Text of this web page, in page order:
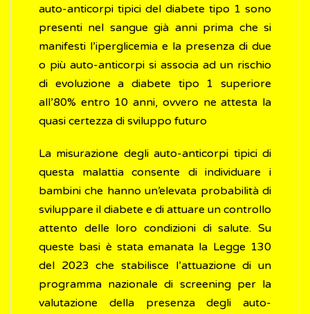
auto-anticorpi tipici del diabete tipo 1 sono
presenti nel sangue già anni prima che si
manifesti l’iperglicemia e la presenza di due
o più auto-anticorpi si associa ad un rischio
di evoluzione a diabete tipo 1 superiore
all’80% entro 10 anni, ovvero ne attesta la
quasi certezza di sviluppo futuro
La misurazione degli auto-anticorpi tipici di
questa malattia consente di individuare i
bambini che hanno un’elevata probabilità di
sviluppare il diabete e di attuare un controllo
attento delle loro condizioni di salute. Su
queste basi è stata emanata la Legge 130
del 2023 che stabilisce l’attuazione di un
programma nazionale di screening per la
valutazione della presenza degli auto-